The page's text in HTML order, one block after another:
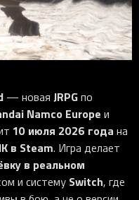
— новая JRPGпо
Namco Europe и
10 июля 2026 года на
в Steam. Игра делает
в реальном
и систему Switch, где